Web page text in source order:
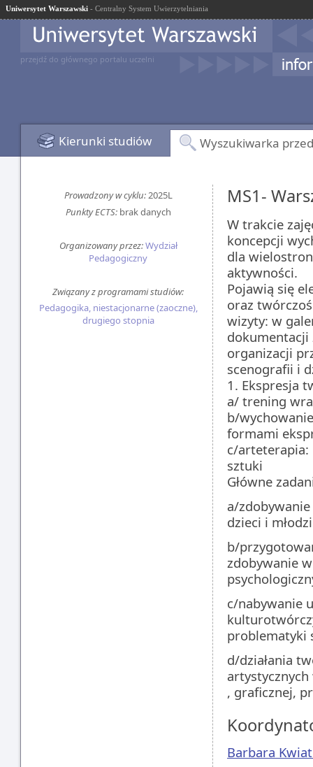
Uniwersytet Warszawski - Centralny System Uwierzytelniania
przejdź do głównego portalu uczelni
Kierunki studiów Wyszukiwarka
Prowadzony w cyklu:2025L
Punkty ECTS:brak danych
Organizowany przez:Wydział
Pedagogiczny
Związany z programami studiów:
Pedagogika, niestacjonarne (zaoczne),
drugiego stopnia
MS1-
W trakcie
koncepcji
dla
aktywności.
Pojawią się
oraz
wizyty: w
dokumentacji
organizacji
scenografii i
1. Ekspresja
a/ trening
b/
formami
c/arteterapia:
sztuki
Główne
a/
dzieci i
b/
zdobywanie
c/nabywanie
problematyki
d/działania
, graficznej,
Barbara